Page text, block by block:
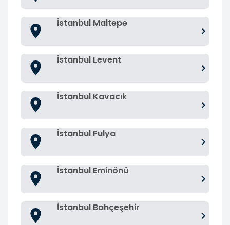
İstanbul Maltepe
İstanbul Levent
İstanbul Kavacık
İstanbul Fulya
İstanbul Eminönü
İstanbul Bahçeşehir